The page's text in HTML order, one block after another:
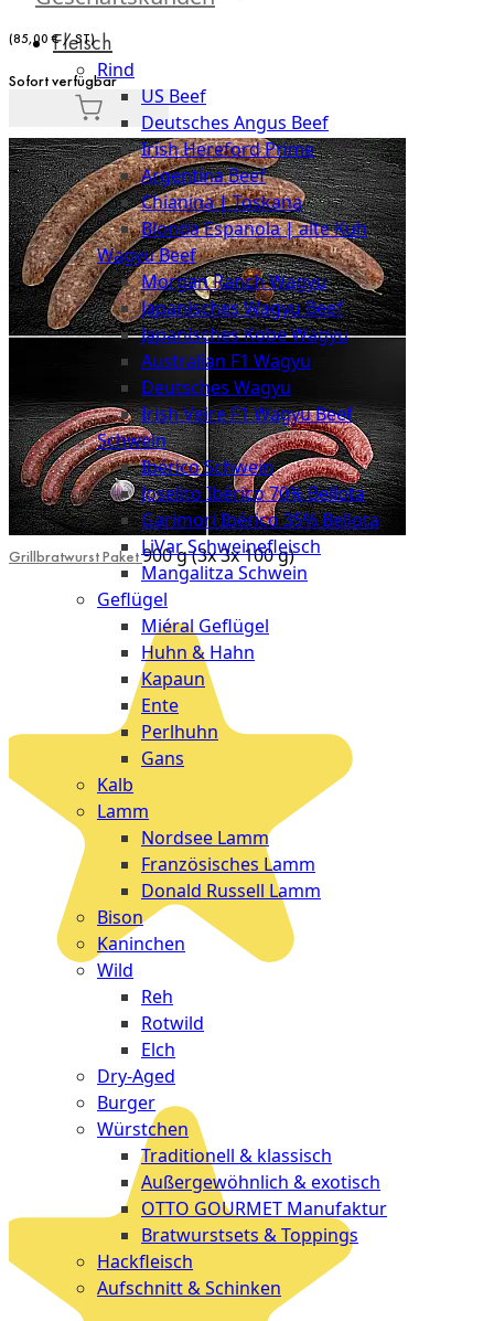
The
Meat
Stuttgart
Fleisch
Rind
US Beef
Deutsches Angus Beef
Irish Hereford Prime
Argentina Beef
Chianina | Toskana
Blonda Espanola | alte Kuh
Wagyu Beef
Morgan Ranch Wagyu
Japanisches Wagyu Beef
Japanisches Kobe Wagyu
Australian F1 Wagyu
Deutsches Wagyu
Irish Veire F1 Wagyu Beef
Schwein
Ibérico Schwein
Joselito Ibérico 70% Bellota
Garimori Ibérico 35% Bellota
LiVar Schweinefleisch
Mangalitza Schwein
Geflügel
Miéral Geflügel
Huhn & Hahn
Kapaun
Ente
Perlhuhn
Gans
Kalb
Lamm
Nordsee Lamm
Französisches Lamm
Donald Russell Lamm
Bison
Kaninchen
Wild
Reh
Rotwild
Elch
Dry-Aged
Burger
Würstchen
Traditionell & klassisch
Außergewöhnlich & exotisch
OTTO GOURMET Manufaktur
Bratwurstsets & Toppings
Hackfleisch
Aufschnitt & Schinken
(85,00 € / ST)
Sofort verfügbar
Grillbratwurst Paket900 g (3x 3x 100 g)